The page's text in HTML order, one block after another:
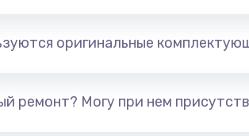
оригинальные
ремонт? Могу при нем